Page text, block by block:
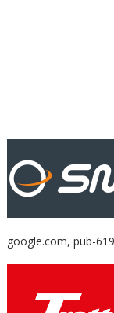
google.com, pub-